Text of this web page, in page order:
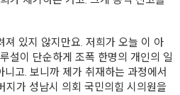
져 있지 않지만요. 저희가 오늘 이 아
설이 단순하게 조폭 한명의 개인의 일
고. 보니까 제가 취재하는 과정에서
지가 성남시 의회 국민의힘 시의원을